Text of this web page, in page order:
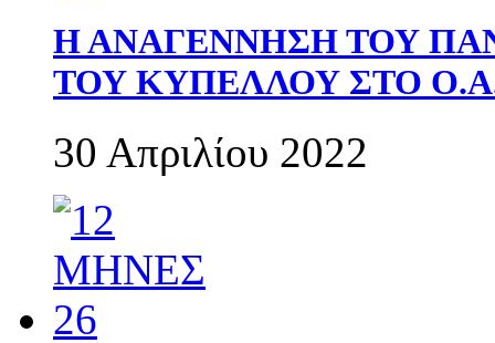
Η ΑΝΑΓΕΝΝΗΣΗ ΤΟΥ
ΤΟΥ ΚΥΠΕΛΛΟΥ ΣΤΟ
30 Απριλίου 2022